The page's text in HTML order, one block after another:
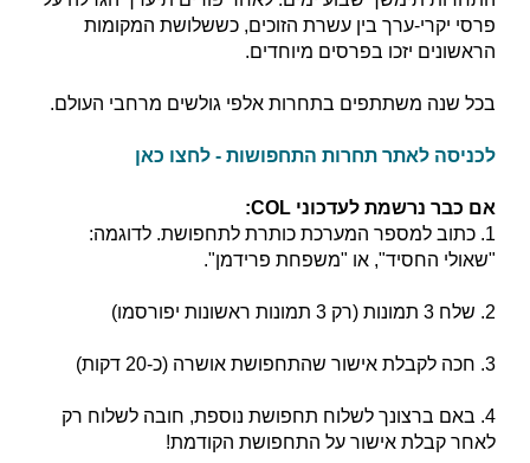
פרסי יקרי-ערך בין עשרת הזוכים, כששלושת המקומות
הראשונים יזכו בפרסים מיוחדים.
בכל שנה משתתפים בתחרות אלפי גולשים מרחבי העולם.
לכניסה לאתר תחרות התחפושות - לחצו כאן
אם כבר נרשמת לעדכוני COL:
1. כתוב למספר המערכת כותרת לתחפושת. לדוגמה:
"שאולי החסיד", או "משפחת פרידמן".
2. שלח 3 תמונות (רק 3 תמונות ראשונות יפורסמו)
3. חכה לקבלת אישור שהתחפושת אושרה (כ-20 דקות)
4. באם ברצונך לשלוח תחפושת נוספת, חובה לשלוח רק
לאחר קבלת אישור על התחפושת הקודמת!